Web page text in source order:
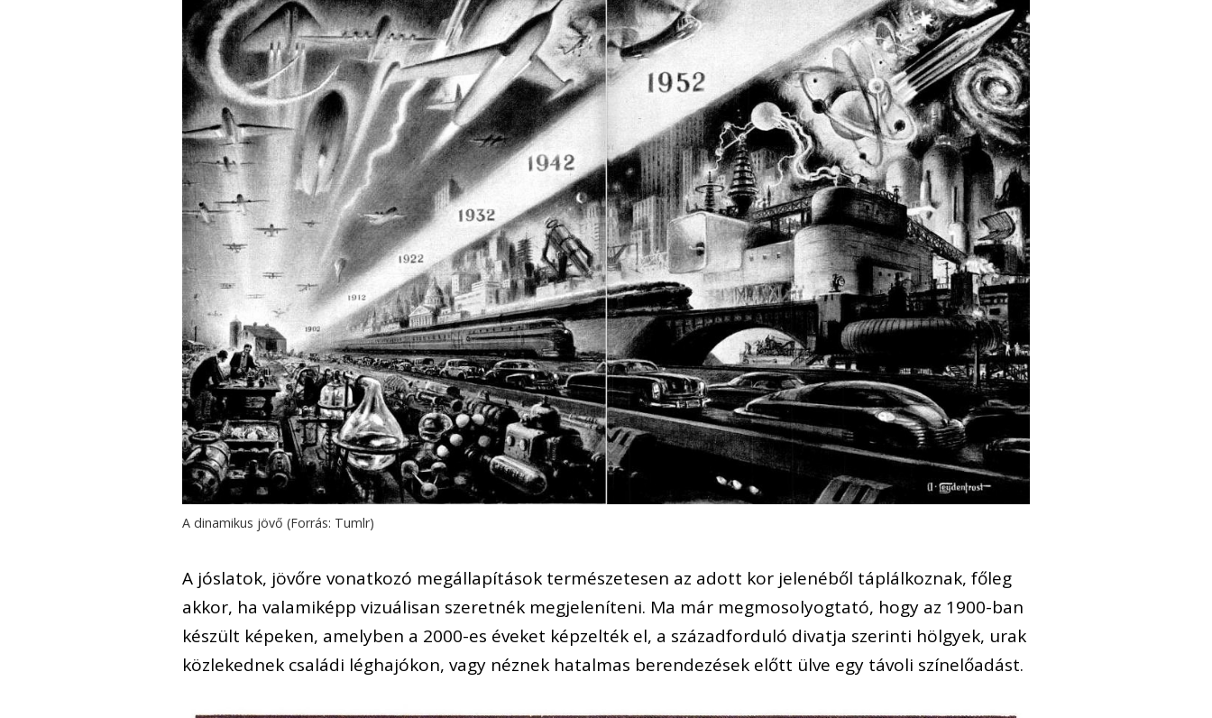
A dinamikus jövő (Forrás: Tumlr)
A jóslatok, jövőre vonatkozó megállapítások természetesen az adott kor jelenéből táplálkoznak, főleg
akkor, ha valamiképp vizuálisan szeretnék megjeleníteni. Ma már megmosolyogtató, hogy az 1900-ban
készült képeken, amelyben a 2000-es éveket képzelték el, a századforduló divatja szerinti hölgyek, urak
közlekednek családi léghajókon, vagy néznek hatalmas berendezések előtt ülve egy távoli színelőadást.